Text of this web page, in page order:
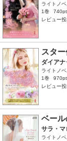
ライトノ
1巻
740pt
レビュー
スタ
ダイア
ライトノ
1巻
970pt
レビュー
ベー
サラ・マ
ライトノ